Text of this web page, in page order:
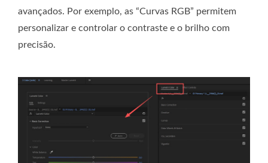
avançados. Por exemplo, as “Curvas RGB” permitem
personalizar e controlar o contraste e o brilho com
precisão.